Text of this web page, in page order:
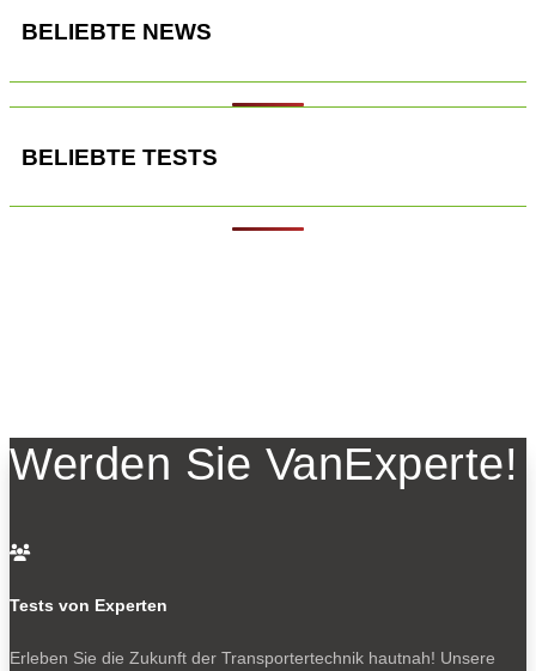
BELIEBTE NEWS
BELIEBTE TESTS
Werden Sie VanExperte!

Tests von Experten
Erleben Sie die Zukunft der Transportertechnik hautnah! Unsere